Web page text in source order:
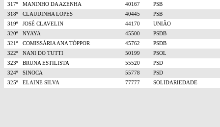
317º
MANINHO DA AZENHA 40167
PSB
318º
CLAUDINHA LOPES 40445
PSB
319º
JOSÉ CLAVELIN 44170
UNIÃO
320º
NYAYA 45500
PSDB
321º
COMISSÁRIA ANA TÓPPOR 45762
PSDB
322º
NANI DO TUTTI 50199
PSOL
323º
BRUNA ESTILISTA 55520
PSD
324º
SINOCA 55778
PSD
325º
ELAINE SILVA 77777 SOLIDARIEDADE